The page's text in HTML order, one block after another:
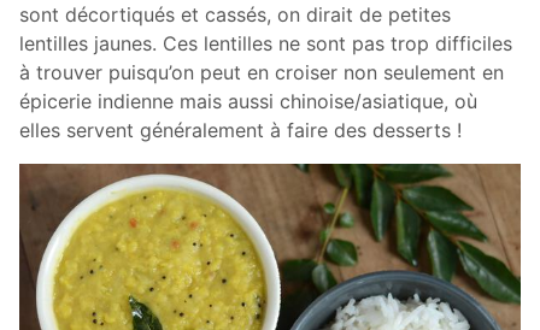
sont décortiqués et cassés, on dirait de petites
lentilles jaunes. Ces lentilles ne sont pas trop difficiles
à trouver puisqu’on peut en croiser non seulement en
épicerie indienne mais aussi chinoise/asiatique, où
elles servent généralement à faire des desserts !